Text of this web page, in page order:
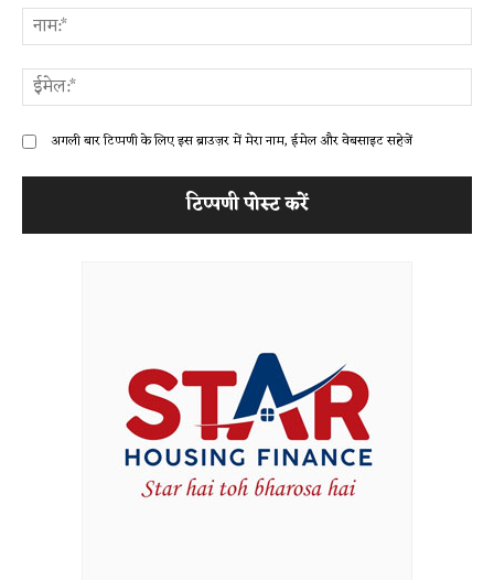
अगली बार टिप्पणी के लिए इस ब्राउज़र में मेरा नाम, ईमेल और वेबसाइट सहेजें